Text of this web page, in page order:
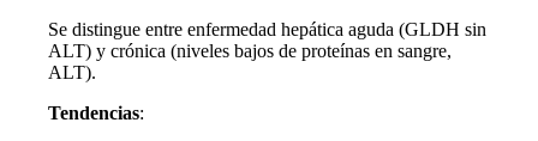
Se distingue entre enfermedad hepática aguda (GLDH sin
ALT) y crónica (niveles bajos de proteínas en sangre,
ALT).
Tendencias: